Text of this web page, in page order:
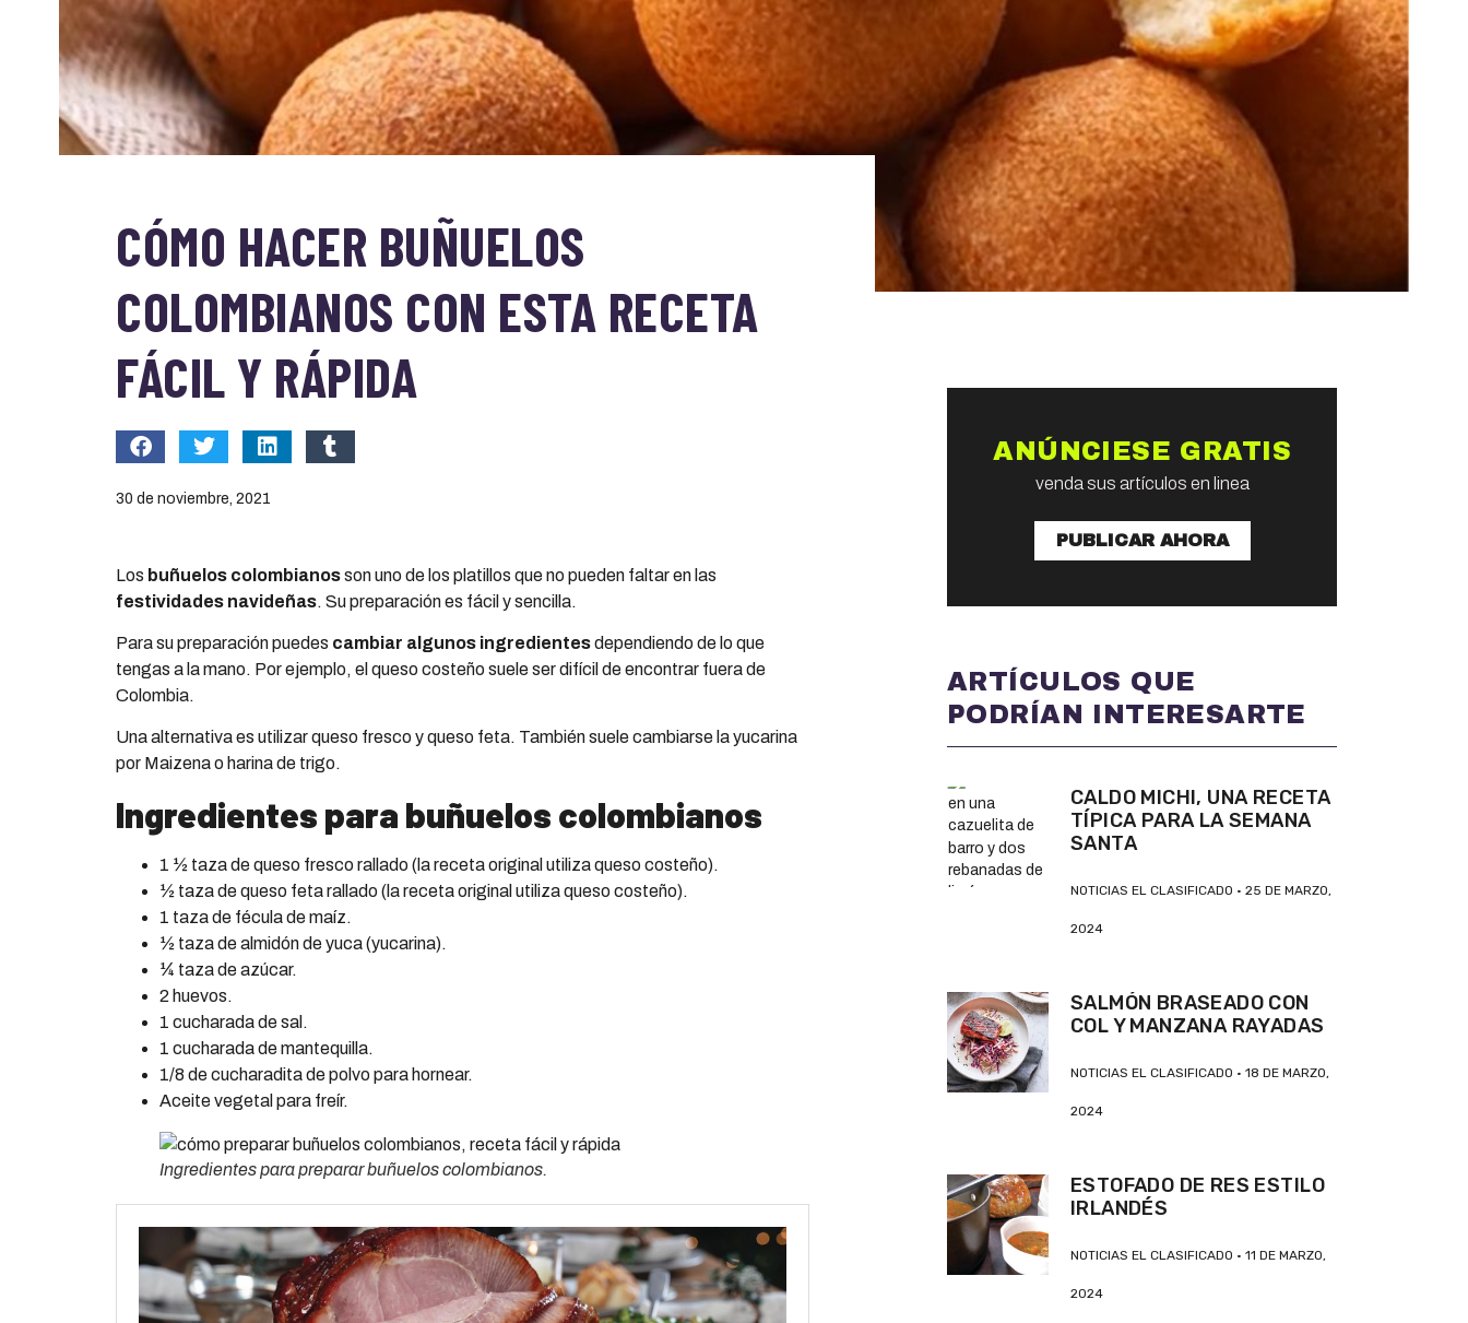
CÓMO HACER BUÑUELOS
COLOMBIANOS CON ESTA RECETA
FÁCIL Y RÁPIDA
30 de noviembre, 2021
Los buñuelos colombianosson uno de los platillos que no pueden faltar en las
festividades navideñas. Su preparación es fácil y sencilla.
Para su preparación puedes cambiar algunos ingredientesdependiendo de lo que
tengas a la mano. Por ejemplo, el queso costeño suele ser difícil de encontrar fuera de
Colombia.
Una alternativa es utilizar queso fresco y queso feta. También suele cambiarse la yucarina
por Maizena o harina de trigo.
Ingredientes para buñuelos colombianos
1 ½ taza de queso fresco rallado (la receta original utiliza queso costeño).
½ taza de queso feta rallado (la receta original utiliza queso costeño).
1 taza de fécula de maíz.
½ taza de almidón de yuca (yucarina).
¼ taza de azúcar.
2 huevos.
1 cucharada de sal.
1 cucharada de mantequilla.
1/8 de cucharadita de polvo para hornear.
Aceite vegetal para freír.
Ingredientes para preparar buñuelos colombianos.
ANÚNCIESE GRATIS
venda sus artículos en linea
PUBLICAR AHORA
ARTÍCULOS QUE
PODRÍAN INTERESARTE
CALDO MICHI, UNA RECETA
TÍPICA PARA LA SEMANA
SANTA
NOTICIAS EL CLASIFICADO 25 DE MARZO,
2024
SALMÓN BRASEADO CON
COL Y MANZANA RAYADAS
NOTICIAS EL CLASIFICADO 18 DE MARZO,
2024
ESTOFADO DE RES ESTILO
IRLANDÉS
NOTICIAS EL CLASIFICADO 11 DE MARZO,
2024